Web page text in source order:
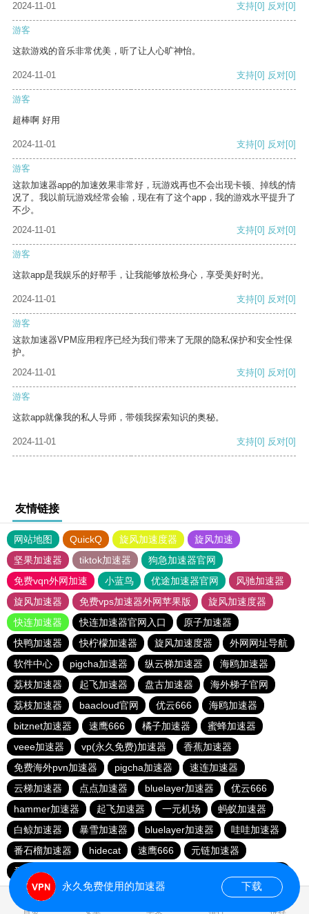
2024-11-01 支持[0] 反对[0]
游客
这款游戏的音乐非常优美，听了让人心旷神怡。
2024-11-01 支持[0] 反对[0]
游客
超棒啊 好用
2024-11-01 支持[0] 反对[0]
游客
这款加速器app的加速效果非常好，玩游戏再也不会出现卡顿、掉线的情
况了。我以前玩游戏经常会输，现在有了这个app，我的游戏水平提升了
不少。
2024-11-01
支持[0] 反对[0]
游客
这款app是我娱乐的好帮手，让我能够放松身心，享受美好时光。
2024-11-01 支持[0] 反对[0]
游客
这款加速器VPM应用程序已经为我们带来了无限的隐私保护和安全性保
护。
2024-11-01
支持[0] 反对[0]
游客
这款app就像我的私人导师，带领我探索知识的奥秘。
2024-11-01 支持[0] 反对[0]
友情链接
网站地图 QuickQ 旋风加速度器
旋风加速
坚果加速器
tiktok加速器
狗急加速器官网
免费vqn外网加速
小蓝鸟 优途加速器官网
风驰加速器
旋风加速器
免费vps加速器外网苹果版
旋风加速度器
快连加速器
快连加速器官网入口
原子加速器
快鸭加速器
快柠檬加速器 旋风加速度器
外网网址导航
软件中心
pigcha加速器 纵云梯加速器
海鸥加速器
荔枝加速器
起飞加速器 盘古加速器
海外梯子官网
荔枝加速器
baacloud官网 优云666
海鸥加速器
bitznet加速器
速鹰666 橘子加速器
蜜蜂加速器
veee加速器
vp(永久免费)加速器
香蕉加速器
免费海外pvn加速器
pigcha加速器
速连加速器
云梯加速器
点点加速器 bluelayer加速器
优云666
hammer加速器
起飞加速器 一元机场
蚂蚁加速器
白鲸加速器
暴雪加速器 bluelayer加速器
哇哇加速器
番石榴加速器
hidecat 速鹰666
元链加速器
番石榴加速器
首页 安卓 苹果 排行 推荐
永久免费使用的加速器 下载
0.117241s